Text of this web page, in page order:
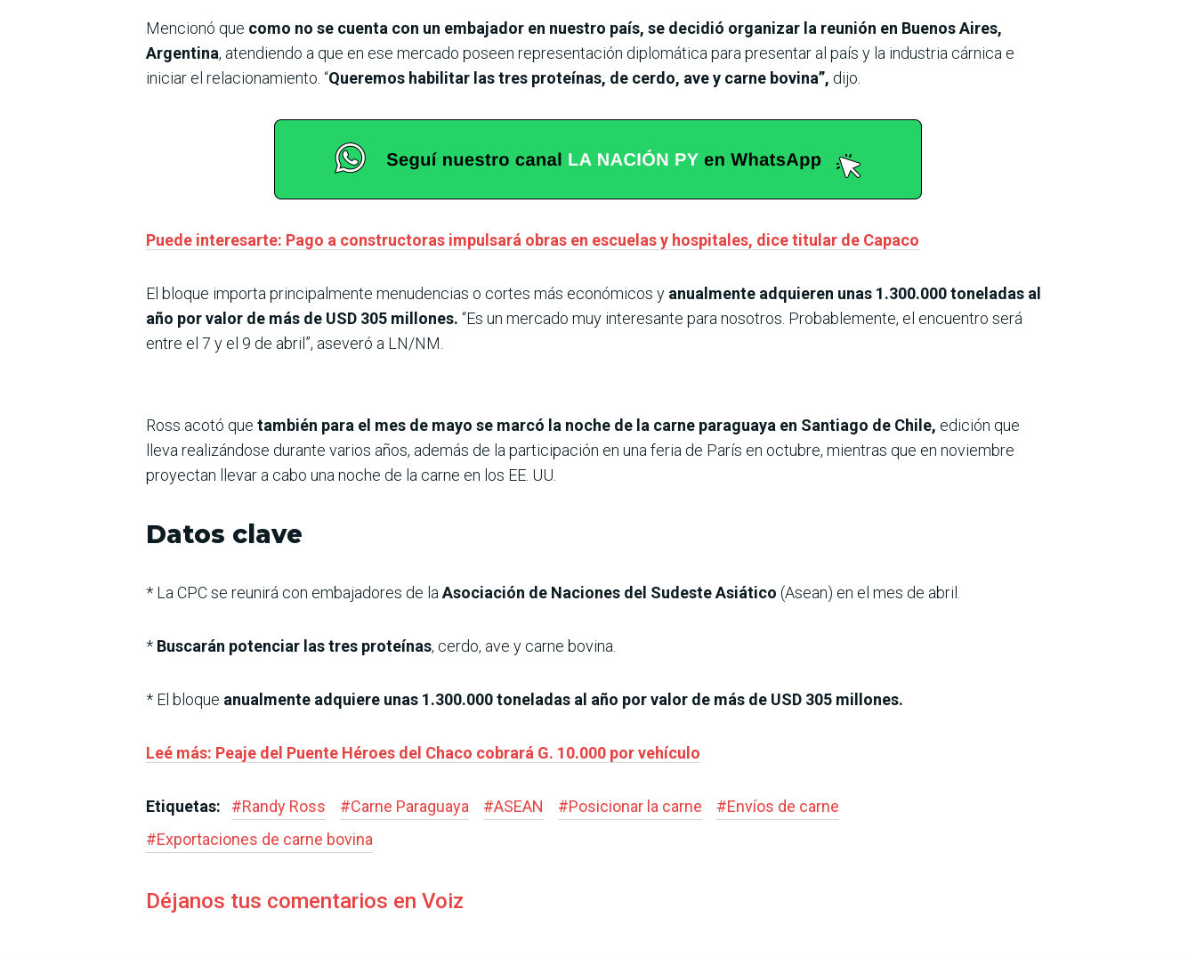
Mencionó que como no se cuenta con un embajador en nuestro país, se decidió organizar la reunión en Buenos Aires,
Argentina, atendiendo a que en ese mercado poseen representación diplomática para presentar al país y la industria cárnica e
iniciar el relacionamiento. “Queremos habilitar las tres proteínas, de cerdo, ave y carne bovina”, dijo.
Puede interesarte: Pago a constructoras impulsará obras en escuelas y hospitales, dice titular de Capaco
El bloque importa principalmente menudencias o cortes más económicos y anualmente adquieren unas 1.300.000 toneladas al
año por valor de más de USD 305 millones. “Es un mercado muy interesante para nosotros. Probablemente, el encuentro será
entre el 7 y el 9 de abril”, aseveró a LN/NM.
Ross acotó que también para el mes de mayo se marcó la noche de la carne paraguaya en Santiago de Chile, edición que
lleva realizándose durante varios años, además de la participación en una feria de París en octubre, mientras que en noviembre
proyectan llevar a cabo una noche de la carne en los EE. UU.
Datos clave
* La CPC se reunirá con embajadores de la Asociación de Naciones del Sudeste Asiático (Asean) en el mes de abril.
* Buscarán potenciar las tres proteínas, cerdo, ave y carne bovina.
* El bloque anualmente adquiere unas 1.300.000 toneladas al año por valor de más de USD 305 millones.
Leé más: Peaje del Puente Héroes del Chaco cobrará G. 10.000 por vehículo
Etiquetas: #Randy Ross #Carne Paraguaya #ASEAN #Posicionar la carne #Envíos de carne
#Exportaciones de carne bovina
Déjanos tus comentarios en Voiz